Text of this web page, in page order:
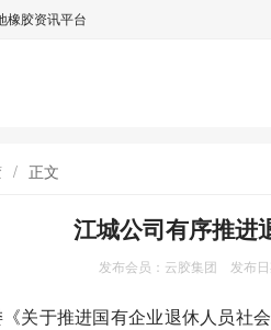
橡胶资讯平台
/ 正文
江城公司有序推进
发布会员：云胶集团 发布
关于推进国有企业退休人员社